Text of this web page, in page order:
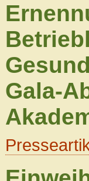
Gala-